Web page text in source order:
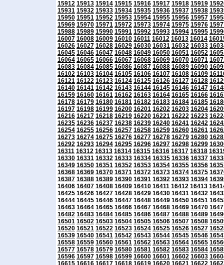
15912 15913 15914 15915 15916 15917 15918 15919
15931 15932 15933 15934 15935 15936 15937 15938
15950 15951 15952 15953 15954 15955 15956 15957
15969 15970 15971 15972 15973 15974 15975 15976
15988 15989 15990 15991 15992 15993 15994 15995
16007 16008 16009 16010 16011 16012 16013 16014
16026 16027 16028 16029 16030 16031 16032 16033
16045 16046 16047 16048 16049 16050 16051 16052
16064 16065 16066 16067 16068 16069 16070 16071
16083 16084 16085 16086 16087 16088 16089 16090
16102 16103 16104 16105 16106 16107 16108 16109
16121 16122 16123 16124 16125 16126 16127 16128
16140 16141 16142 16143 16144 16145 16146 16147
16159 16160 16161 16162 16163 16164 16165 16166
16178 16179 16180 16181 16182 16183 16184 16185
16197 16198 16199 16200 16201 16202 16203 16204
16216 16217 16218 16219 16220 16221 16222 16223
16235 16236 16237 16238 16239 16240 16241 16242
16254 16255 16256 16257 16258 16259 16260 16261
16273 16274 16275 16276 16277 16278 16279 16280
16292 16293 16294 16295 16296 16297 16298 16299
16311 16312 16313 16314 16315 16316 16317 16318
16330 16331 16332 16333 16334 16335 16336 16337
16349 16350 16351 16352 16353 16354 16355 16356
16368 16369 16370 16371 16372 16373 16374 16375
16387 16388 16389 16390 16391 16392 16393 16394
16406 16407 16408 16409 16410 16411 16412 16413
16425 16426 16427 16428 16429 16430 16431 16432
16444 16445 16446 16447 16448 16449 16450 16451
16463 16464 16465 16466 16467 16468 16469 16470
16482 16483 16484 16485 16486 16487 16488 16489
16501 16502 16503 16504 16505 16506 16507 16508
16520 16521 16522 16523 16524 16525 16526 16527
16539 16540 16541 16542 16543 16544 16545 16546
16558 16559 16560 16561 16562 16563 16564 16565
16577 16578 16579 16580 16581 16582 16583 16584
16596 16597 16598 16599 16600 16601 16602 16603
16615 16616 16617 16618 16619 16620 16621 16622